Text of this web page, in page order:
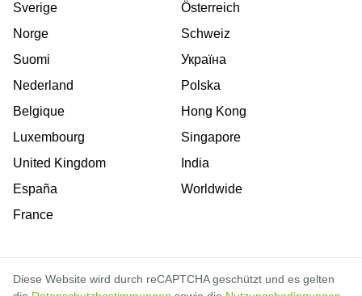
Sverige
Norge
Suomi
Nederland
Belgique
Luxembourg
United Kingdom
España
France
Österreich
Schweiz
Україна
Polska
Hong Kong
Singapore
India
Worldwide
Diese Website wird durch reCAPTCHA geschützt und es gelten